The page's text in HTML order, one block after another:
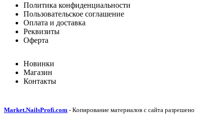
Политика конфиденциальности
Пользовательское соглашение
Оплата и доставка
Реквизиты
Оферта
Новинки
Магазин
Контакты
Market.NailsProfi.com - Копирование материалов с сайта разрешено